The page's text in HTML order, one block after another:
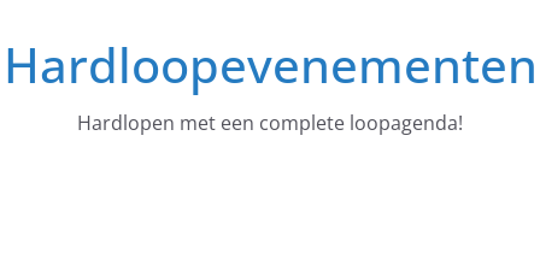
naar
deHardloopevenementen
Hardlopen met een complete loopagenda!